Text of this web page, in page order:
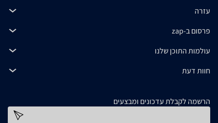
עזרה
פרסום ב-zap
עולמות התוכן שלנו
חוות דעת
הרשמה לקבלת עדכונים ומבצעים